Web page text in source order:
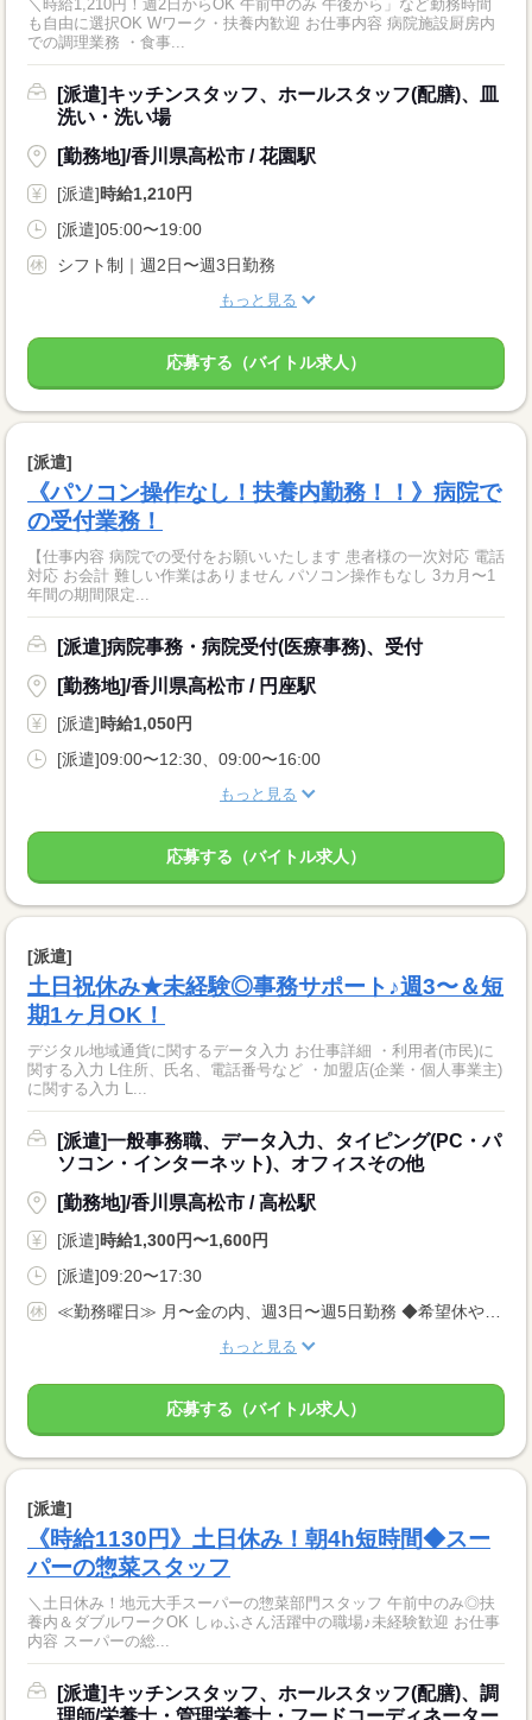
＼時給1,210円！週2日からOK 午前中のみ 午後から」など勤務時間
も自由に選択OK Wワーク・扶養内歓迎 お仕事内容 病院施設厨房内
での調理業務 ・食事...
[派遣]キッチンスタッフ、ホールスタッフ(配膳)、皿
洗い・洗い場
[勤務地]/香川県高松市 / 花園駅
[派遣]時給1,210円
[派遣]05:00〜19:00
シフト制｜週2日〜週3日勤務
もっと見る
応募する（バイトル求人）
[派遣]
《パソコン操作なし！扶養内勤務！！》病院で
の受付業務！
【仕事内容 病院での受付をお願いいたします 患者様の一次対応 電話
対応 お会計 難しい作業はありません パソコン操作もなし 3カ月〜1
年間の期間限定...
[派遣]病院事務・病院受付(医療事務)、受付
[勤務地]/香川県高松市 / 円座駅
[派遣]時給1,050円
[派遣]09:00〜12:30、09:00〜16:00
もっと見る
応募する（バイトル求人）
[派遣]
土日祝休み★未経験◎事務サポート♪週3〜＆短
期1ヶ月OK！
デジタル地域通貨に関するデータ入力 お仕事詳細 ・利用者(市民)に
関する入力 L住所、氏名、電話番号など ・加盟店(企業・個人事業主)
に関する入力 L...
[派遣]一般事務職、データ入力、タイピング(PC・パ
ソコン・インターネット)、オフィスその他
[勤務地]/香川県高松市 / 高松駅
[派遣]時給1,300円〜1,600円
[派遣]09:20〜17:30
もっと見る
応募する（バイトル求人）
[派遣]
《時給1130円》土日休み！朝4h短時間◆スー
パーの惣菜スタッフ
＼土日休み！地元大手スーパーの惣菜部門スタッフ 午前中のみ◎扶
養内＆ダブルワークOK しゅふさん活躍中の職場♪未経験歓迎 お仕事
内容 スーパーの総...
[派遣]キッチンスタッフ、ホールスタッフ(配膳)、調
理師/栄養士・管理栄養士・フードコーディネーター